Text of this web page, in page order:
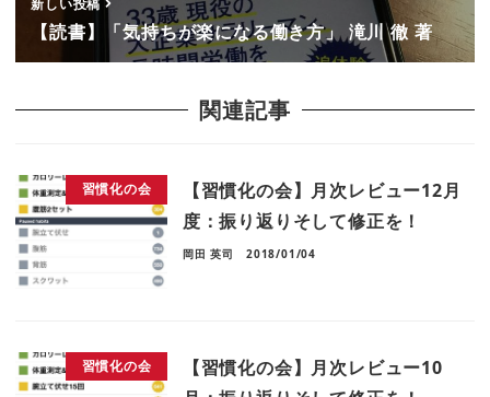
【読書】「気持ちが楽になる働き方」 滝川 徹 著
関連記事
習慣化の会
【習慣化の会】月次レビュー12月
度：振り返りそして修正を！
岡田 英司 2018/01/04
習慣化の会
【習慣化の会】月次レビュー10